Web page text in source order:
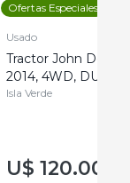
Ofertas Especiales
Usado
Tractor John Deere
2014, 4WD, DUAL
Isla Verde
U$ 120.000